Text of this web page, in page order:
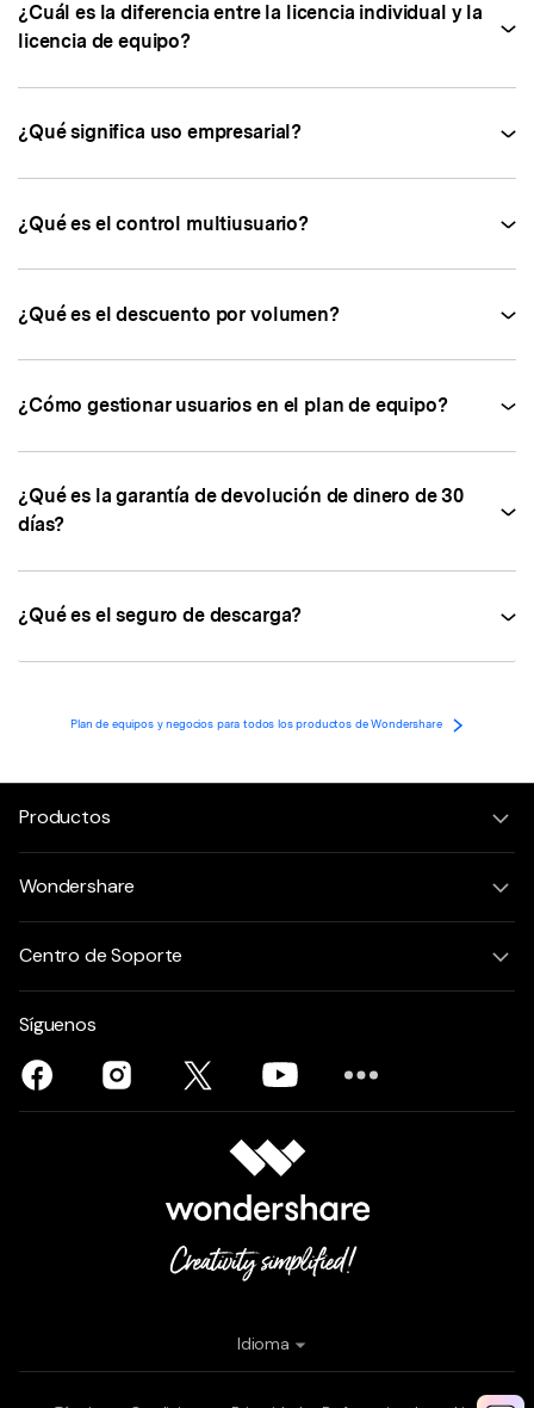
¿Cuál es la diferencia entre la licencia individual y la
licencia de equipo?
¿Qué significa uso empresarial?
¿Qué es el control multiusuario?
¿Qué es el descuento por volumen?
¿Cómo gestionar usuarios en el plan de equipo?
¿Qué es la garantía de devolución de dinero de 30
días?
¿Qué es el seguro de descarga?
Plan de equipos y negocios para todos los productos de Wondershare
Productos
Wondershare
Centro de Soporte
Síguenos
Idioma